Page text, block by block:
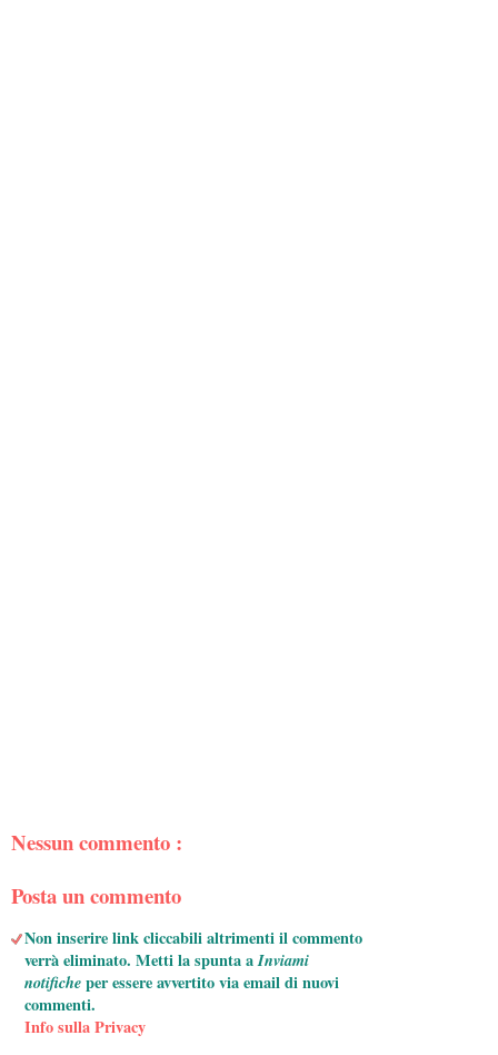
Nessun commento :
Posta un commento
Non inserire link cliccabili altrimenti il commento
verrà eliminato. Metti la spunta aInviami
notificheper essere avvertito via email di nuovi
commenti.
Info sulla Privacy